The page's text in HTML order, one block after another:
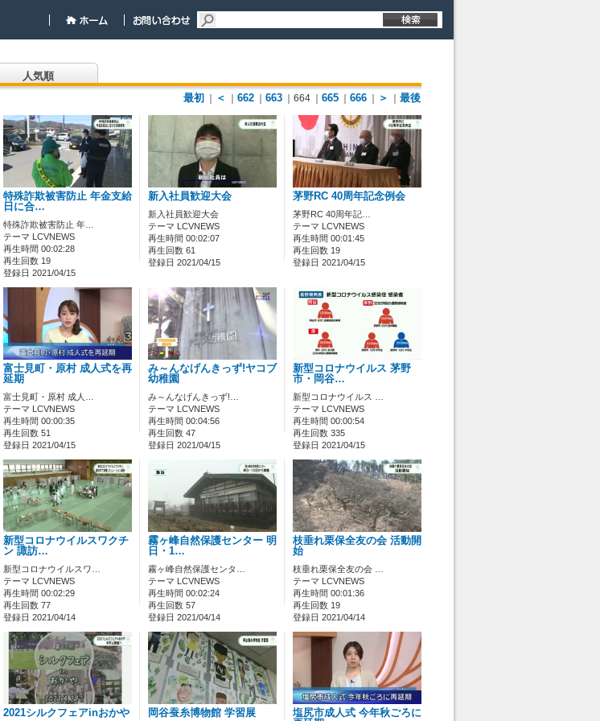
人気順
最初
＜ 662 663 ｜664 665 666 ＞ 最後
特殊詐欺被害防止 年金支給
日に合…
特殊詐欺被害防止 年…
テーマ LCVNEWS
再生時間 00:02:28
再生回数 19
登録日 2021/04/15
新入社員歓迎大会
新入社員歓迎大会
テーマ LCVNEWS
再生時間 00:02:07
再生回数 61
登録日 2021/04/15
茅野RC 40周年記念例会
茅野RC 40周年記…
テーマ LCVNEWS
再生時間 00:01:45
再生回数 19
登録日 2021/04/15
富士見町・原村 成人式を再
延期
富士見町・原村 成人…
テーマ LCVNEWS
再生時間 00:00:35
再生回数 51
登録日 2021/04/15
み～んなげんきっず!ヤコブ
幼稚園
み～んなげんきっず!…
テーマ LCVNEWS
再生時間 00:04:56
再生回数 47
登録日 2021/04/15
新型コロナウイルス 茅野
市・岡谷…
新型コロナウイルス …
テーマ LCVNEWS
再生時間 00:00:54
再生回数 335
登録日 2021/04/15
新型コロナウイルスワクチ
ン 諏訪…
新型コロナウイルスワ…
テーマ LCVNEWS
再生時間 00:02:29
再生回数 77
登録日 2021/04/14
霧ヶ峰自然保護センター 明
日・1…
霧ヶ峰自然保護センタ…
テーマ LCVNEWS
再生時間 00:02:24
再生回数 57
登録日 2021/04/14
枝垂れ栗保全友の会 活動開
始
枝垂れ栗保全友の会 …
テーマ LCVNEWS
再生時間 00:01:36
再生回数 19
登録日 2021/04/14
2021シルクフェアinおかや
岡谷蚕糸博物館 学習展
塩尻市成人式 今年秋ごろに